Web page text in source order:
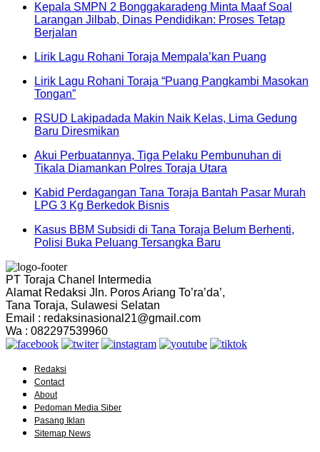
Kepala SMPN 2 Bonggakaradeng Minta Maaf Soal
Larangan Jilbab, Dinas Pendidikan: Proses Tetap
Berjalan
Lirik Lagu Rohani Toraja Mempala’kan Puang
Lirik Lagu Rohani Toraja “Puang Pangkambi Masokan
Tongan”
RSUD Lakipadada Makin Naik Kelas, Lima Gedung
Baru Diresmikan
Akui Perbuatannya, Tiga Pelaku Pembunuhan di
Tikala Diamankan Polres Toraja Utara
Kabid Perdagangan Tana Toraja Bantah Pasar Murah
LPG 3 Kg Berkedok Bisnis
Kasus BBM Subsidi di Tana Toraja Belum Berhenti,
Polisi Buka Peluang Tersangka Baru
PT Toraja Chanel Intermedia
Alamat Redaksi Jln. Poros Ariang To’ra’da’,
Tana Toraja, Sulawesi Selatan
Email : redaksinasional21@gmail.com
Wa : 082297539960
Redaksi
Contact
About
Pedoman Media Siber
Pasang Iklan
Sitemap News